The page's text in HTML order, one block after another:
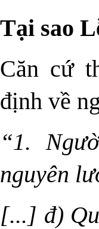
Tại sao
Căn cứ
định về
“1.
nguyên
[...] đ)